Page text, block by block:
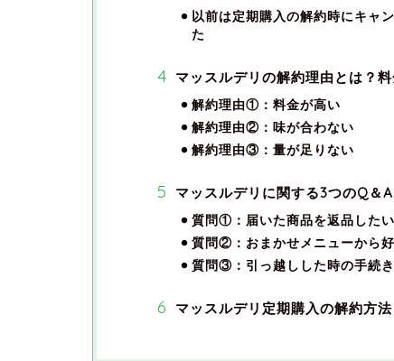
以前は定期購入の解約時にキャ
た
マッスルデリの解約理由とは？
解約理由①：料金が高い
解約理由②：味が合わない
解約理由③：量が足りない
マッスルデリに関する3つのQ＆A
質問①：届いた商品を返品した
質問②：おまかせメニューから
質問③：引っ越しした時の手続き
マッスルデリ定期購入の解約方